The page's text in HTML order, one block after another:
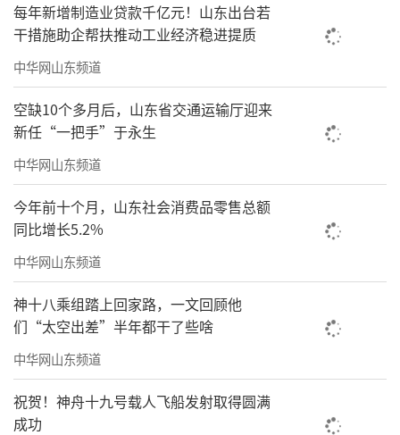
每年新增制造业贷款千亿元！山东出台若
干措施助企帮扶推动工业经济稳进提质
中华网山东频道
空缺10个多月后，山东省交通运输厅迎来
新任“一把手”于永生
中华网山东频道
今年前十个月，山东社会消费品零售总额
同比增长5.2%
中华网山东频道
神十八乘组踏上回家路，一文回顾他
们“太空出差”半年都干了些啥
中华网山东频道
祝贺！神舟十九号载人飞船发射取得圆满
成功